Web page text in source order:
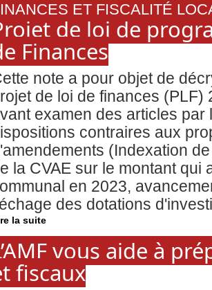
ET FISCALITÉ
de loi de
Finances
note a pour objet de
de loi de finances
examen des articles par
contraires aux
(Indexation
la CVAE sur le montant qui
en 2023,
des dotations
la suite
vous aide à
fiscaux